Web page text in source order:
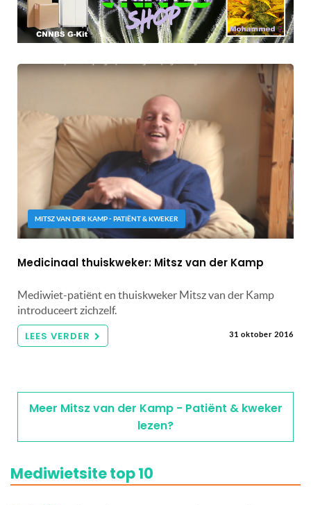
MITSZ VAN DER KAMP - PATIËNT & KWEKER
Medicinaal thuiskweker: Mitsz van der Kamp
Mediwiet-patiënt en thuiskweker Mitsz van der Kamp
introduceert zichzelf.
LEES VERDER 31 oktober 2016
Meer Mitsz van der Kamp - Patiënt & kweker
lezen?
Mediwietsite top 10